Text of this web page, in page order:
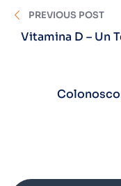
PREVIOUS POST
Vitamina D – Un